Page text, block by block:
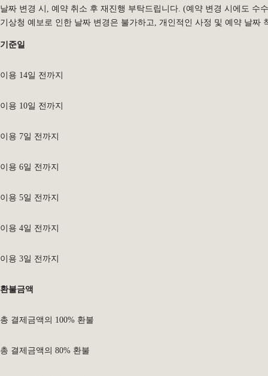
날짜 변경 시, 예약 취소 후 재진행 부탁드립니다. (예약 변경 시에도 수
기상청 예보로 인한 날짜 변경은 불가하고, 개인적인 사정 및 예약 날짜
기준일
이용 14일 전까지
이용 10일 전까지
이용 7일 전까지
이용 6일 전까지
이용 5일 전까지
이용 4일 전까지
이용 3일 전까지
환불금액
총 결제금액의 100% 환불
총 결제금액의 80% 환불